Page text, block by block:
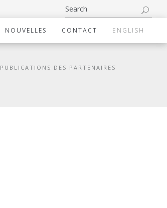
NOUVELLES CONTACT ENGLISH
PUBLICATIONS DES PARTENAIRES